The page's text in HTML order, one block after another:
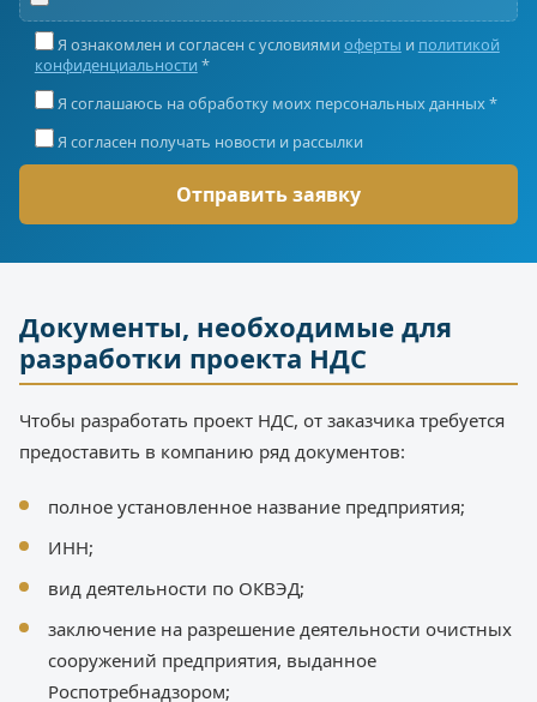
Я ознакомлен и согласен с условиями оферты и политикой
конфиденциальности *
Я соглашаюсь на обработку моих персональных данных *
Я согласен получать новости и рассылки
Документы, необходимые для
разработки проекта НДС
Чтобы разработать проект НДС, от заказчика требуется
предоставить в компанию ряд документов:
полное установленное название предприятия;
ИНН;
вид деятельности по ОКВЭД;
заключение на разрешение деятельности очистных
сооружений предприятия, выданное
Роспотребнадзором;